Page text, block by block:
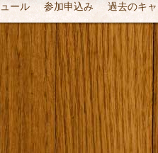
ール 参加申込み 過去のキ